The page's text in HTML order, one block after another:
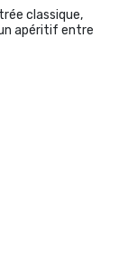
classique,
apéritif entre